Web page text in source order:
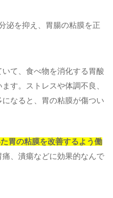
泌を抑え、胃腸の粘膜を正
て、食べ物を消化する胃酸
す。ストレスや体調不良、
なると、胃の粘膜が傷つい
胃の粘膜を改善するよう働
痛、潰瘍などに効果的なんで